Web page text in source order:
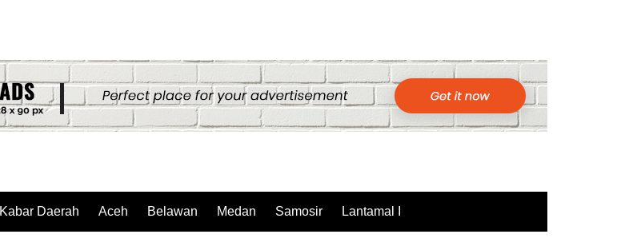
Kabar Daerah Aceh Belawan Medan Samosir Lantamal I